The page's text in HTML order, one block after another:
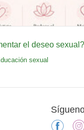
el deseo
sexual